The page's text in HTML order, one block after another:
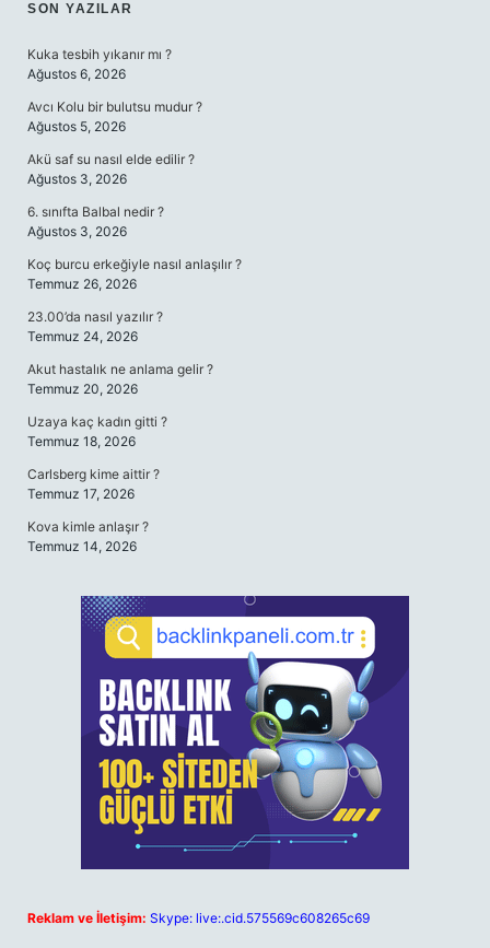
SIDEBAR
SON YAZILAR
Kuka tesbih yıkanır mı ?
Ağustos 6, 2026
Avcı Kolu bir bulutsu mudur ?
Ağustos 5, 2026
Akü saf su nasıl elde edilir ?
Ağustos 3, 2026
6. sınıfta Balbal nedir ?
Ağustos 3, 2026
Koç burcu erkeğiyle nasıl anlaşılır ?
Temmuz 26, 2026
23.00’da nasıl yazılır ?
Temmuz 24, 2026
Akut hastalık ne anlama gelir ?
Temmuz 20, 2026
Uzaya kaç kadın gitti ?
Temmuz 18, 2026
Carlsberg kime aittir ?
Temmuz 17, 2026
Kova kimle anlaşır ?
Temmuz 14, 2026
Reklam ve İletişim: Skype: live:.cid.575569c608265c69